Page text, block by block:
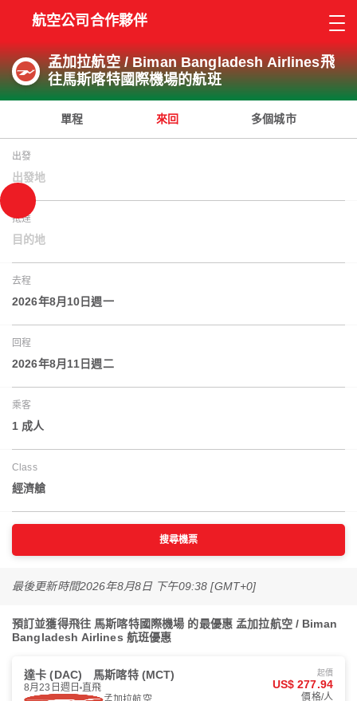
航空公司合作夥伴
孟加拉航空 / Biman Bangladesh Airlines飛
往馬斯喀特國際機場的航班
單程 來回 多個城市
出發
出發地
抵達
目的地
去程
2026年8月10日週一
回程
2026年8月11日週二
乘客
1 成人
Class
經濟艙
搜尋機票
最後更新時間2026年8月8日 下午09:38 [GMT+0]
預訂並獲得飛往 馬斯喀特國際機場 的最優惠 孟加拉航空 / Biman
Bangladesh Airlines 航班優惠
達卡 (DAC) 馬斯喀特 (MCT)
8月23日週日 直飛
起價
US$ 277.94
價格/人